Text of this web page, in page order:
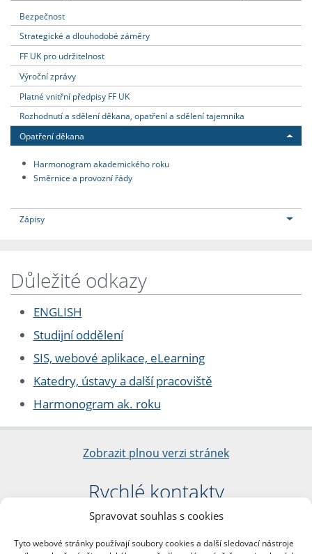
Spravovat souhlas s cookies
Tyto webové stránky používají soubory cookies a další sledovací nástroje
Bezpečnost
Strategické a dlouhodobé záměry
FF UK pro udržitelnost
Výroční zprávy
Platné vnitřní předpisy FF UK
Rozhodnutí a sdělení děkana, opatření a sdělení tajemníka
Opatření děkana
Harmonogram akademického roku
Směrnice a provozní řády
Zápisy
Důležité odkazy
ENGLISH
Studijní oddělení
SIS, webové aplikace, eLearning
Katedry, ústavy a další pracoviště
Harmonogram ak. roku
Zobrazit plnou verzi stránek
Rychlé kontakty
Filozofická fakulta
nám. Jana Palacha 1/2